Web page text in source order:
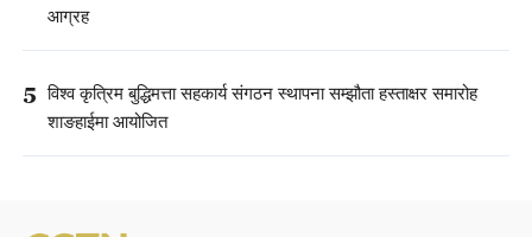
आग्रह
5 विश्व कृत्रिम बुद्धिमत्ता सहकार्य संगठन स्थापना सम्झौता हस्ताक्षर समारोह
शाङहाईमा आयोजित